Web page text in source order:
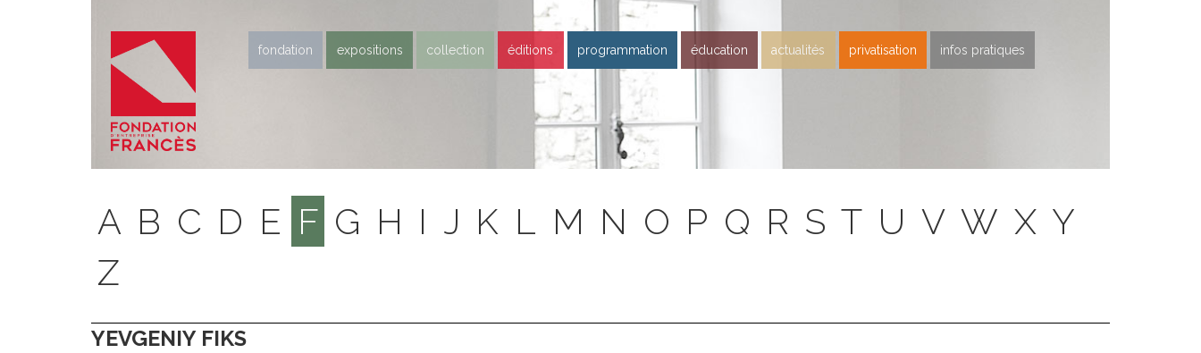
fondation expositions collection éditions programmation éducation actualités privatisation infos pratiques
A B C D E F G H I J K L M N O P Q R S T U V W X Y
Z
YEVGENIY FIKS